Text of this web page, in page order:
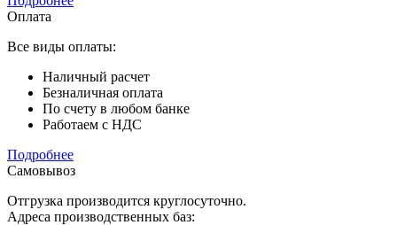
Оплата
Все виды оплаты:
Наличный расчет
Безналичная оплата
По счету в любом банке
Работаем с НДС
Подробнее
Самовывоз
Отгрузка производится круглосуточно.
Адреса производственных баз: